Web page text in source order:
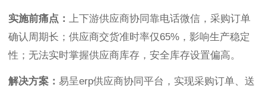
实施前痛点： 上下游供应商协同靠电话微信，采购订单
确认周期长；供应商交货准时率仅65%，影响生产稳定
性；无法实时掌握供应商库存，安全库存设置偏高。
解决方案： 易呈erp供应商协同平台，实现采购订单、送